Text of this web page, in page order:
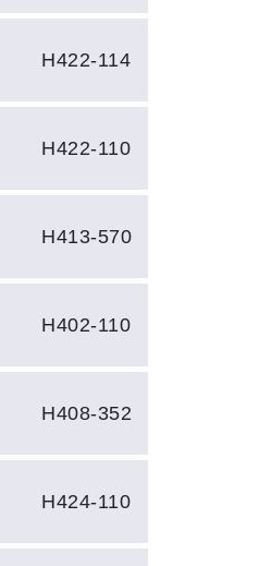
H422-114
H422-110
H413-570
H402-110
H408-352
H424-110